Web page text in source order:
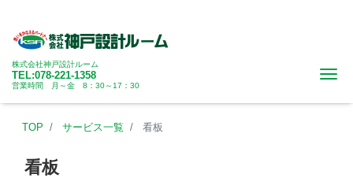
株式会社神戸設計ルーム
TEL:078-221-1358
営業時間 月～金 8：30～17：30
TOP サービス一覧 看板
看板